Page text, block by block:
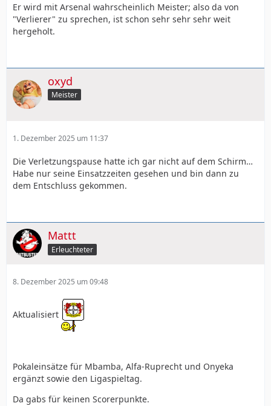
Er wird mit Arsenal wahrscheinlich Meister; also da von
"Verlierer" zu sprechen, ist schon sehr sehr sehr weit
hergeholt.
oxyd
Meister
1. Dezember 2025 um 11:37
Die Verletzungspause hatte ich gar nicht auf dem Schirm…
Habe nur seine Einsatzzeiten gesehen und bin dann zu
dem Entschluss gekommen.
Mattt
Erleuchteter
8. Dezember 2025 um 09:48
Aktualisiert
Pokaleinsätze für Mbamba, Alfa-Ruprecht und Onyeka
ergänzt sowie den Ligaspieltag.
Da gabs für keinen Scorerpunkte.